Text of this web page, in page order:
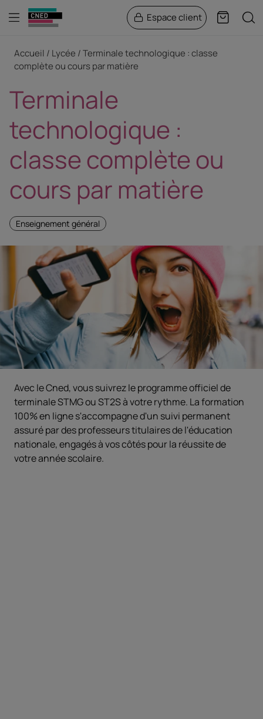
Menu Espace client Panier
Accueil Lycée
Terminale technologique : classe
complète ou cours par matière
Terminale
technologique :
classe complète ou
cours par matière
Enseignement général
Avec le Cned, vous suivrez le programme officiel de
terminale STMG ou ST2S à votre rythme. La formation
100% en ligne s'accompagne d'un suivi permanent
assuré par des professeurs titulaires de l'éducation
nationale, engagés à vos côtés pour la réussite de
votre année scolaire.